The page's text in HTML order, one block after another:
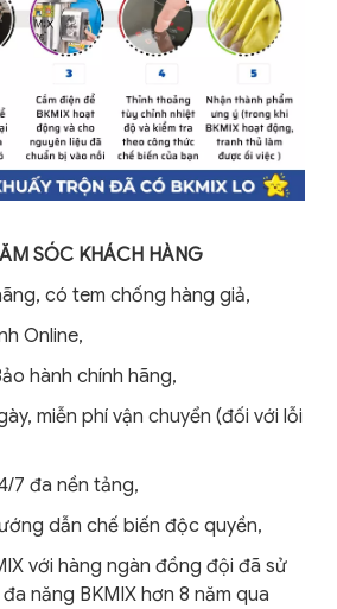
SÓC KHÁCH HÀNG
có tem chống hàng giả,
Online,
hành chính hãng,
miễn phí vận chuyển (đối với lỗi
7 đa nền tảng,
dẫn chế biến độc quyền,
với hàng ngàn đồng đội đã sử
năng BKMIX hơn 8 năm qua